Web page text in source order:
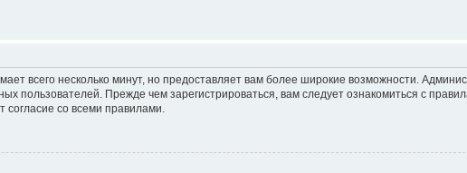
всего несколько минут, но предоставляет вам более широкие возможности.
пользователей. Прежде чем зарегистрироваться, вам следует ознакомиться с
со всеми правилами.